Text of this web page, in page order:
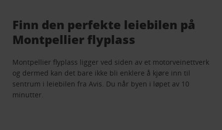
Finn den perfekte leiebilen på
Montpellier flyplass
Montpellier flyplass ligger ved siden av et motorveinettverk
og dermed kan det bare ikke bli enklere å kjøre inn til
sentrum i leiebilen fra Avis. Du når byen i løpet av 10
minutter.